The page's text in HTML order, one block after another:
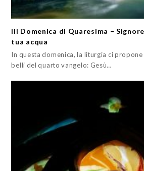
III Domenica di Quaresima –
tua acqua
In questa domenica, la liturgia ci
belli del quarto vangelo: Gesù…